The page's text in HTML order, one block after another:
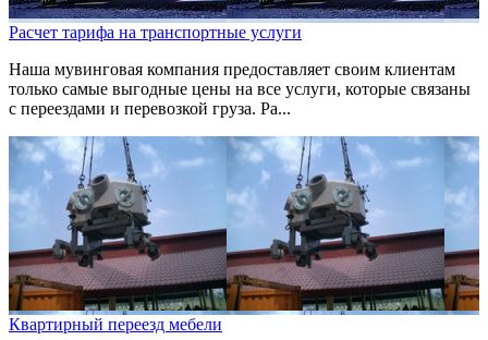
Расчет тарифа на транспортные услуги
Наша мувинговая компания предоставляет своим клиентам
только самые выгодные цены на все услуги, которые связаны
с переездами и перевозкой груза. Ра...
Квартирный переезд мебели